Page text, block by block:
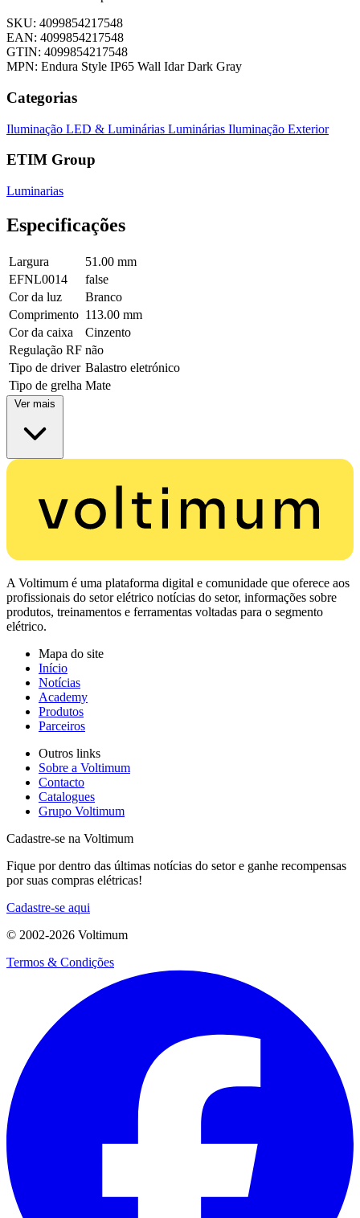
SKU: 4099854217548
EAN: 4099854217548
GTIN: 4099854217548
MPN: Endura Style IP65 Wall Idar Dark Gray
Categorias
Iluminação LED & Luminárias Luminárias Iluminação Exterior
ETIM Group
Luminarias
Especificações
Largura
51.00 mm
EFNL0014
false
Cor da luz
Branco
Comprimento 113.00 mm
Cor da caixa
Cinzento
Regulação RF não
Tipo de driver Balastro eletrónico
Tipo de grelha Mate
Ver mais
A Voltimum é uma plataforma digital e comunidade que oferece aos
profissionais do setor elétrico notícias do setor, informações sobre
produtos, treinamentos e ferramentas voltadas para o segmento
elétrico.
Mapa do site
Início
Notícias
Academy
Produtos
Parceiros
Outros links
Sobre a Voltimum
Contacto
Catalogues
Grupo Voltimum
Cadastre-se na Voltimum
Fique por dentro das últimas notícias do setor e ganhe recompensas
por suas compras elétricas!
Cadastre-se aqui
© 2002-2026 Voltimum
Termos & Condições